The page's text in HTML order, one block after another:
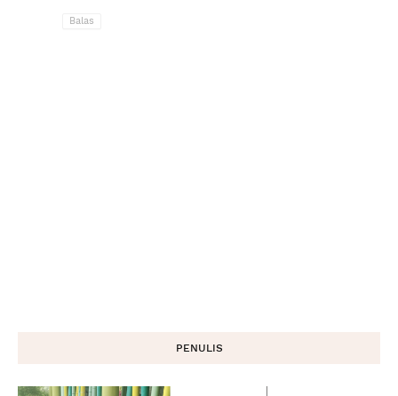
Balas
PENULIS